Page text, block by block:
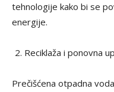
tehnologije kako bi se
energije.
Reciklaža i ponovna
Prečišćena otpadna